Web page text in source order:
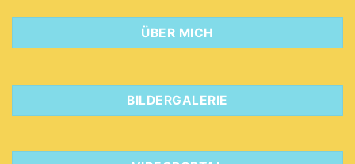
ÜBER MICH
BILDERGALERIE